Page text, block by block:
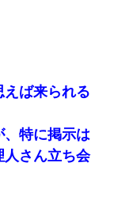
ディズニーシー
で並んでるこ
い鳥肌が立った
ちゃだった
ば来られる
、特に掲示は
人さん立ち会